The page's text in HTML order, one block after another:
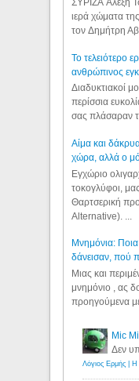
ΣΥΡΙΖΑ Αλέξη
ιερά χώματα
τον Δημήτρη
Το τελειότερο
ανθρώπινος
Διαδυκτιακοί
περίσσια
σας πλάσαραν
Αίμα και
χώρα, αλλά ο
Εγχώριο
τοκογλύφοι,
Θαρτσερική
Alternative). ...
Μνημόνια:
δάνεισαν, πού
Μιας και
μνημόνιο , ας
προηγούμενα
Mic
Δεν